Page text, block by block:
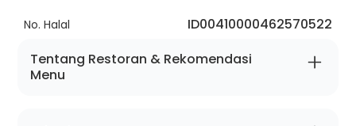
No. Halal
ID00410000462570522
Tentang Restoran & Rekomendasi
Menu